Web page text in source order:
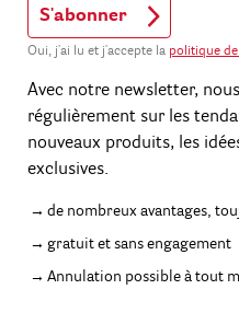
S'abonner
Oui, j'ai lu et j'accepte la politique
Avec notre newsletter,
régulièrement sur les
nouveaux produits, les
exclusives.
de nombreux avantages,
gratuit et sans engagement
Annulation possible à tout